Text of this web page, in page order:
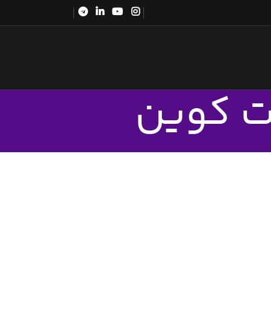
کوین